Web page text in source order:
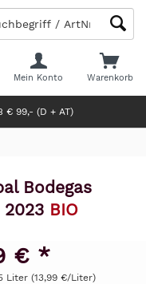
€ 99,- (D + AT)
Warenkorb
Mein Konto
Bodegas
BIO
€ *
Liter (13,99 €/Liter)